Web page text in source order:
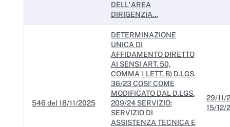
DELL'AREA
DIRIGENZIA...
546 del 18/11/2025
DETERMINAZIONE
UNICA DI
AFFIDAMENTO DIRETTO
AI SENSI ART. 50,
COMMA 1 LETT. B) D.LGS.
36/23 COSI’ COME
MODIFICATO DAL D.LGS.
209/24 SERVIZIO:
SERVIZIO DI
ASSISTENZA TECNICA E
29/11/
15/12/